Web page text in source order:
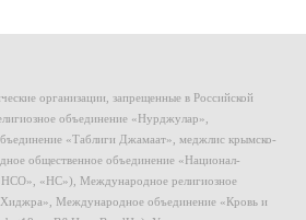
организации, запрещенные в Российской
объединение «Нурджулар»,
«Таблиги Джамаат», меджлис крымско-
общественное объединение «Национал-
«НС»), Международное религиозное
Международное объединение «Кровь и